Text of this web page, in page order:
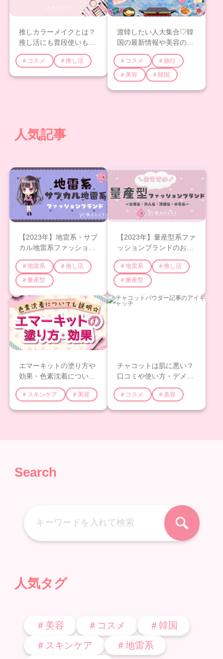
推しカラーメイクとは？
推し活にも普段使いもで
きるおすすめコスメにつ
いても解説！
＃コスメ ＃推し活
渡韓したい人大集合♡韓
国の最新情報や美容のお
すすめショップについて
ご紹介！
＃コスメ
＃旅行
＃美容
＃韓国
人気記事
【2023年】地雷系・サブ
カル地雷系ファッション
ブランドのおすすめ27選
♡王道系・ぴえん系・水
色系などを紹介！
＃地雷系
＃推し活
＃量産型
【2023年】量産型系ファ
ッションブランドのおす
すめ18選♡～王道系・大
人系・清楚系・水色系な
ど～
＃地雷系
＃推し活
＃量産型
エマーキットの塗り方や
効果・色素沈着について
ご紹介！
＃スキンケア ＃美容
チャコットは肌に悪い？
口コミや使い方・デメリ
ットについてご紹介！
＃コスメ ＃美容
Search
人気タグ
＃美容 ＃コスメ
＃韓国
＃スキンケア
＃地雷系